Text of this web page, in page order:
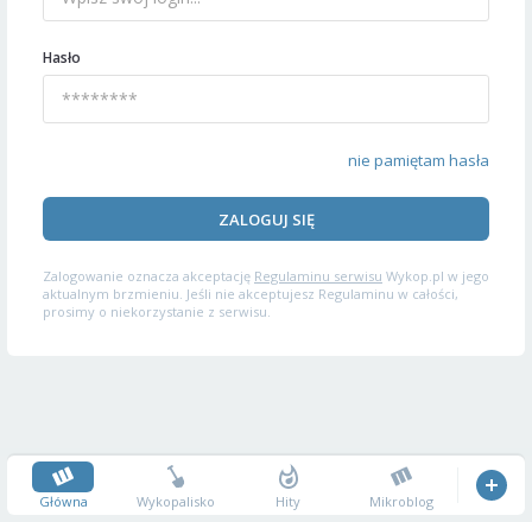
Hasło
nie pamiętam hasła
ZALOGUJ SIĘ
Zalogowanie oznacza akceptację Regulaminu serwisu Wykop.pl w jego
aktualnym brzmieniu. Jeśli nie akceptujesz Regulaminu w całości,
prosimy o niekorzystanie z serwisu.
Główna Wykopalisko Hity Mikroblog